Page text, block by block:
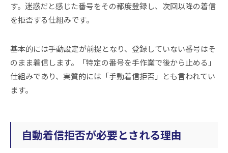
す。迷惑だと感じた番号をその都度登録し、次回以降の着信
を拒否する仕組みです。
基本的には手動設定が前提となり、登録していない番号はそ
のまま着信します。「特定の番号を手作業で後から止める」
仕組みであり、実質的には「手動着信拒否」とも言われてい
ます。
自動着信拒否が必要とされる理由